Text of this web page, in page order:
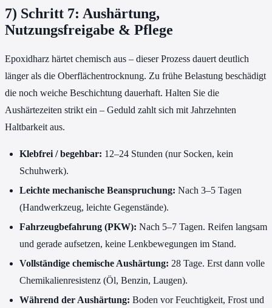
7) Schritt 7: Aushärtung,
Nutzungsfreigabe & Pflege
Epoxidharz härtet chemisch aus – dieser Prozess dauert deutlich
länger als die Oberflächentrocknung. Zu frühe Belastung beschädigt
die noch weiche Beschichtung dauerhaft. Halten Sie die
Aushärtezeiten strikt ein – Geduld zahlt sich mit Jahrzehnten
Haltbarkeit aus.
Klebfrei / begehbar: 12–24 Stunden (nur Socken, kein
Schuhwerk).
Leichte mechanische Beanspruchung: Nach 3–5 Tagen
(Handwerkzeug, leichte Gegenstände).
Fahrzeugbefahrung (PKW): Nach 5–7 Tagen. Reifen langsam
und gerade aufsetzen, keine Lenkbewegungen im Stand.
Vollständige chemische Aushärtung: 28 Tage. Erst dann volle
Chemikalienresistenz (Öl, Benzin, Laugen).
Während der Aushärtung: Boden vor Feuchtigkeit, Frost und